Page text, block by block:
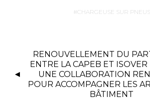
CHARGEUSE SUR PNEUS
RENOUVELLEMENT DU
ENTRE LA CAPEB ET ISOVER
UNE COLLABORATION
POUR ACCOMPAGNER LES
BÂTIMENT